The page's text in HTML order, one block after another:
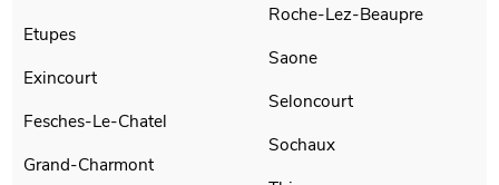
Etupes
Exincourt
Fesches-Le-Chatel
Grand-Charmont
Roche-Lez-Beaupre
Saone
Seloncourt
Sochaux